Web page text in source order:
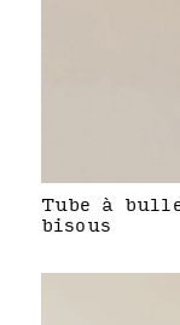
Tube à
bisous